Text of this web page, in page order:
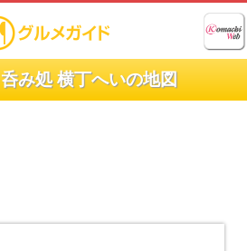
呑み処 横丁へいの地図